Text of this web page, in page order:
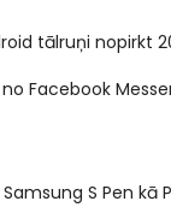
tālruņi nopirkt
Facebook
S Pen kā